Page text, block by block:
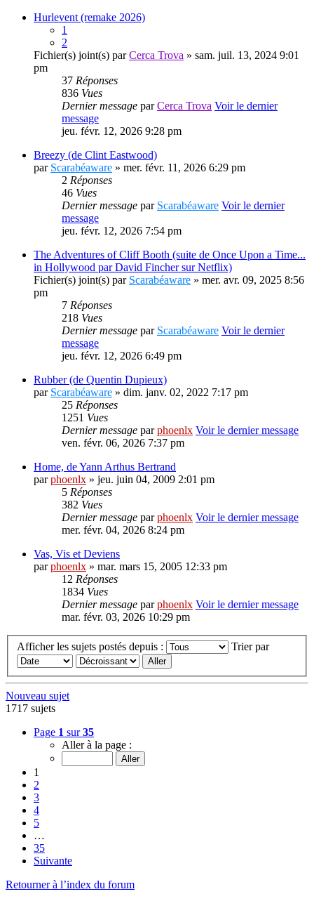
Hurlevent (remake 2026)
1
2
Fichier(s) joint(s) parCerca Trova » sam. juil. 13, 2024 9:01
pm
37 Réponses
836 Vues
Dernier message parCerca Trova Voir le dernier
message
jeu. févr. 12, 2026 9:28 pm
Breezy (de Clint Eastwood)
par Scarabéaware » mer. févr. 11, 2026 6:29 pm
2 Réponses
46 Vues
Dernier message par Scarabéaware Voir le dernier
message
jeu. févr. 12, 2026 7:54 pm
The Adventures of Cliff Booth (suite de Once Upon a Time...
in Hollywood par David Fincher sur Netflix)
Fichier(s) joint(s) par Scarabéaware » mer. avr. 09, 2025 8:56
pm
7 Réponses
218 Vues
Dernier message par Scarabéaware Voir le dernier
message
jeu. févr. 12, 2026 6:49 pm
Rubber (de Quentin Dupieux)
par Scarabéaware » dim. janv. 02, 2022 7:17 pm
25 Réponses
1251 Vues
Dernier message parphoenlx Voir le dernier message
ven. févr. 06, 2026 7:37 pm
Home, de Yann Arthus Bertrand
parphoenlx » jeu. juin 04, 2009 2:01 pm
5 Réponses
382 Vues
Dernier message parphoenlx Voir le dernier message
mer. févr. 04, 2026 8:24 pm
Vas, Vis et Deviens
parphoenlx » mar. mars 15, 2005 12:33 pm
12 Réponses
1834 Vues
Dernier message parphoenlx Voir le dernier message
mar. févr. 03, 2026 10:29 pm
Afficher les sujets postés depuis : Trier par
Nouveau sujet
1717 sujets
Page 1 sur35
Aller à la page :
1
2
3
4
5
…
35
Suivante
Retourner à l’index du forum